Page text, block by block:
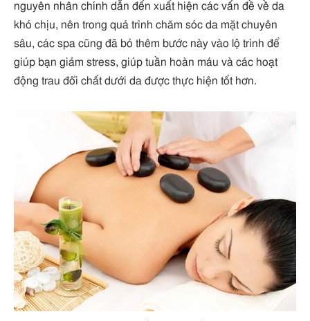
nguyên nhân chính dẫn đến xuất hiện các vấn đề về da
khó chịu, nên trong quá trình chăm sóc da mặt chuyên
sâu, các spa cũng đã bỏ thêm bước này vào lộ trình để
giúp bạn giảm stress, giúp tuần hoàn máu và các hoạt
động trau đổi chất dưới da được thực hiện tốt hơn.